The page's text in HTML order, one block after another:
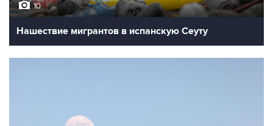
10
Нашествие мигрантов в испанскую Сеуту